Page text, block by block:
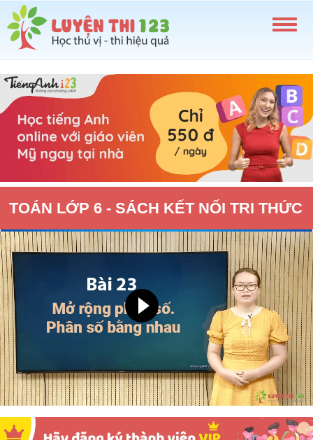
TOÁN LỚP 6 - SÁCH KẾT NỐI TRI THỨC